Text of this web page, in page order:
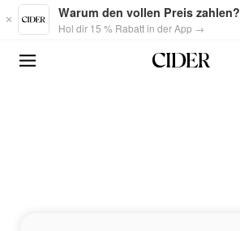
Skip to main content
Warum den vollen Preis zahlen?
Hol dir 15 % Rabatt in der App →